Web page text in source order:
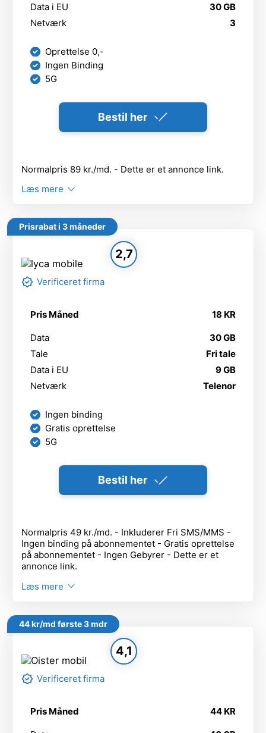
Data i EU
30 GB
Netværk
3
Oprettelse 0,-
Ingen Binding
5G
Bestil her
Normalpris 89 kr./md. - Dette er et annonce link.
Læs mere
Prisrabat i 3 måneder
2,7
Verificeret firma
Pris Måned 18 KR
Data
30 GB
Tale
Fri tale
Data i EU
9 GB
Netværk
Telenor
Ingen binding
Gratis oprettelse
5G
Bestil her
Normalpris 49 kr./md. - Inkluderer Fri SMS/MMS -
Ingen binding på abonnementet - Gratis oprettelse
på abonnementet - Ingen Gebyrer - Dette er et
annonce link.
Læs mere
44 kr/md første 3 mdr
4,1
Verificeret firma
Pris Måned 44 KR